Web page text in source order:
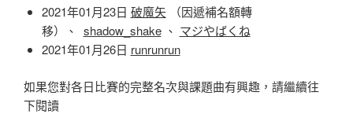
2021年01月23日 破魔矢（因遞補名額轉
移）、 shadow_shake、 マジやばくね
2021年01月26日 runrunrun
如果您對各日比賽的完整名次與課題曲有興趣，請繼續往
下閱讀